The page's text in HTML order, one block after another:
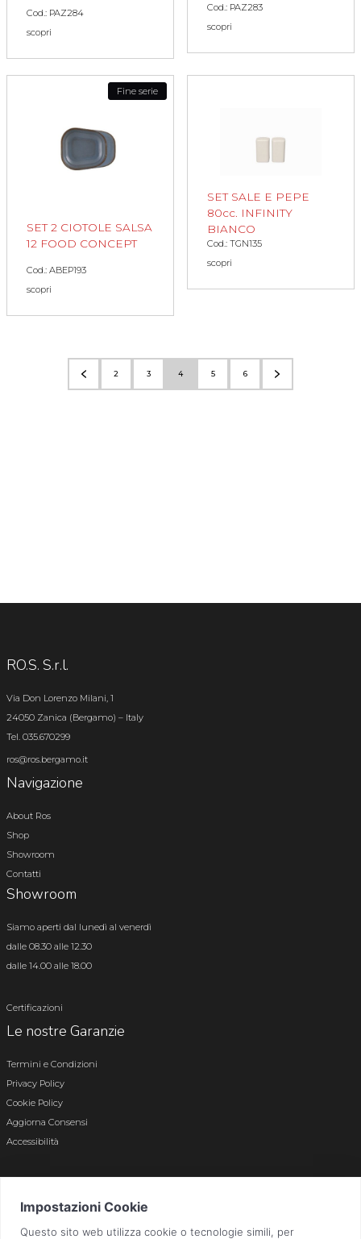
Cod.: PAZ284
scopri
Cod.: PAZ283
scopri
Fine serie
SET 2 CIOTOLE SALSA
12 FOOD CONCEPT
Cod.: ABEP193
scopri
SET SALE E PEPE
80cc. INFINITY
BIANCO
Cod.: TGN135
scopri
2 3 4 5 6
RO.S. S.r.l.
Via Don Lorenzo Milani, 1
24050 Zanica (Bergamo) – Italy
Tel. 035.670299
ros@ros.bergamo.it
Navigazione
About Ros
Shop
Showroom
Contatti
Showroom
Siamo aperti dal lunedì al venerdì
dalle 08.30 alle 12.30
dalle 14.00 alle 18.00
Certificazioni
Le nostre Garanzie
Termini e Condizioni
Privacy Policy
Cookie Policy
Aggiorna Consensi
Accessibilità
Bergamo n. 01496180165 · Capitale Sociale i.v. € 800.000,00